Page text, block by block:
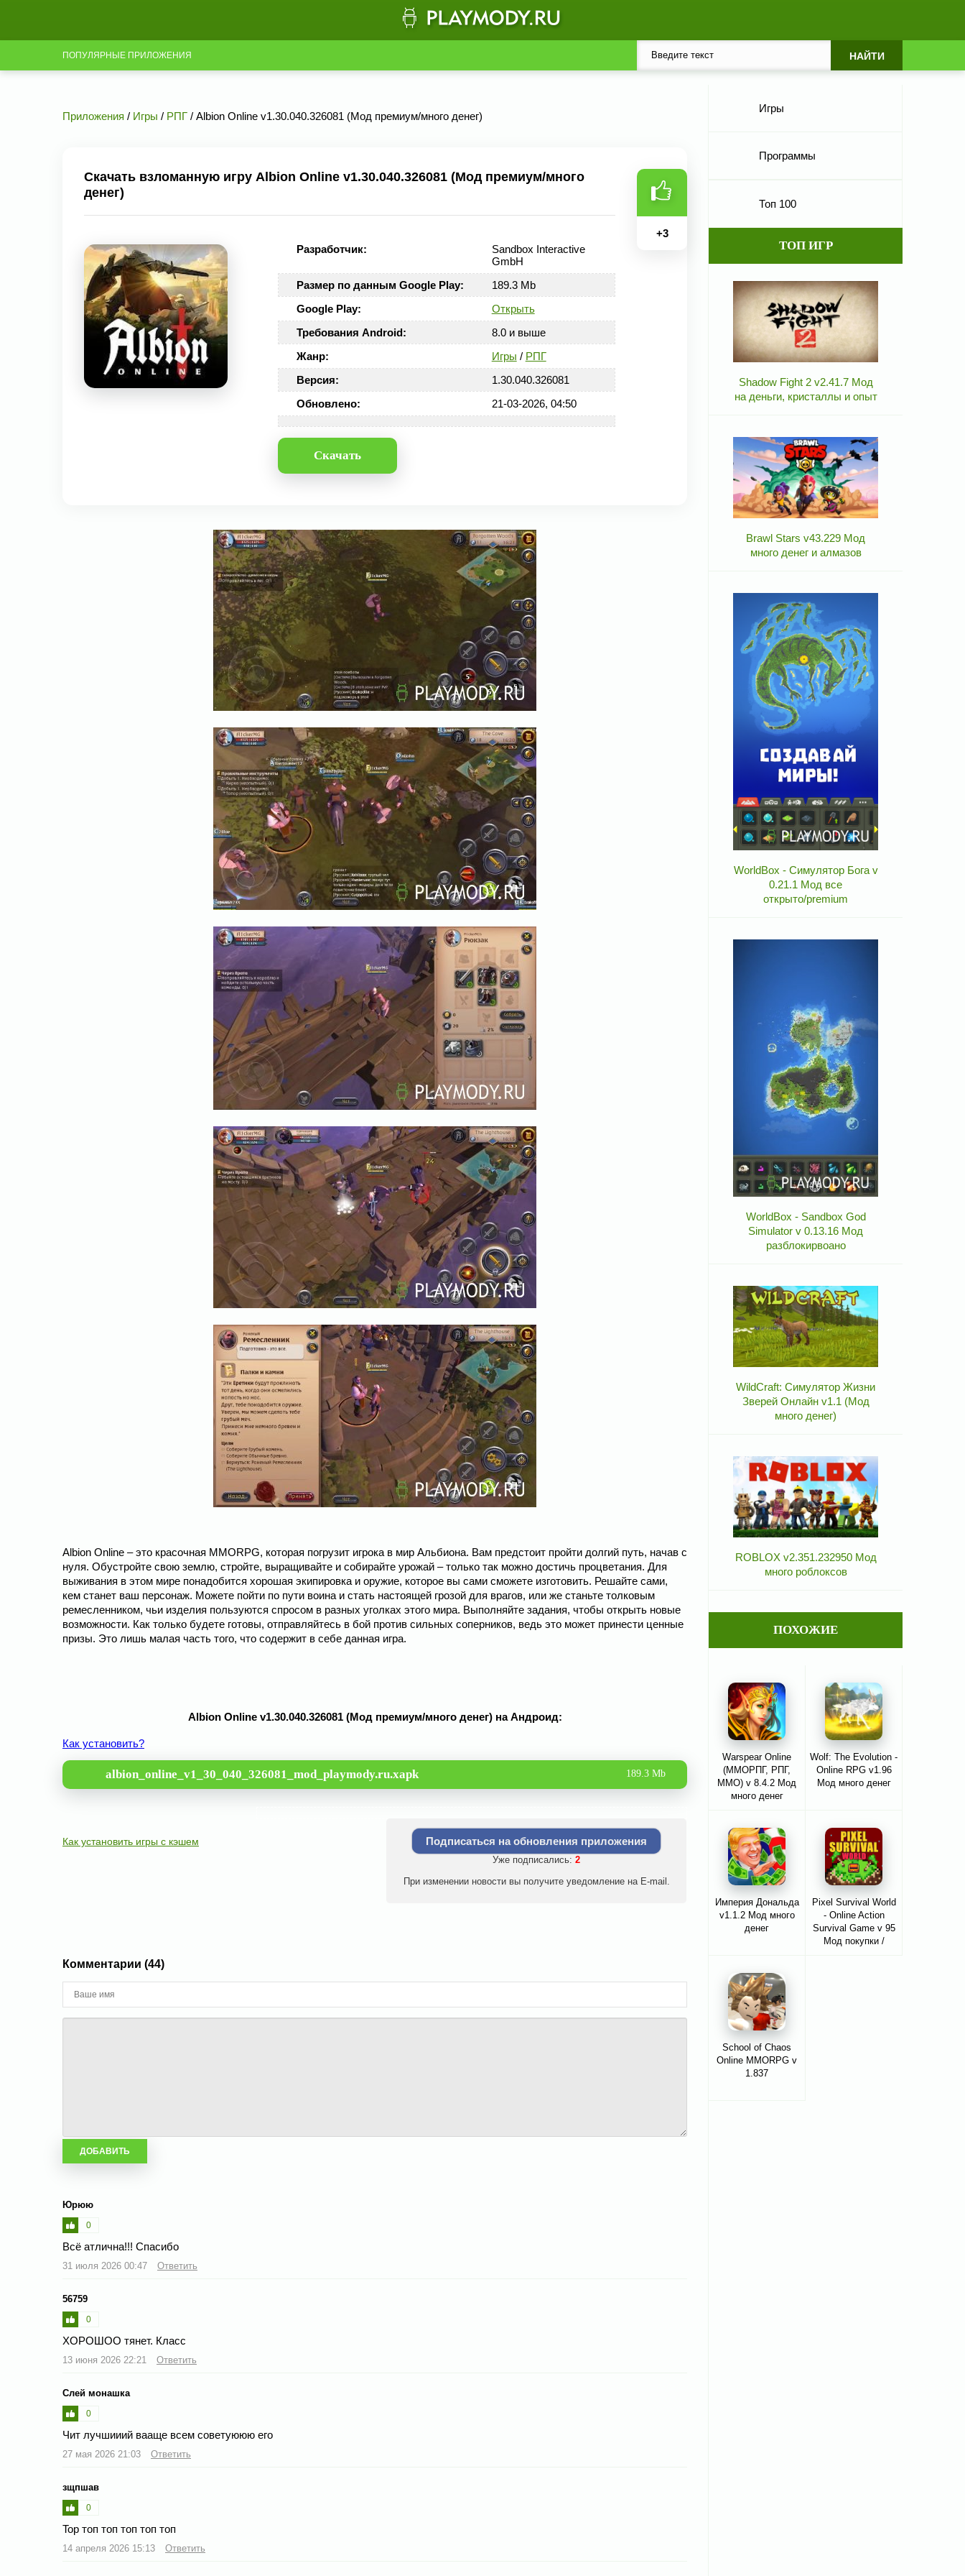
ПОПУЛЯРНЫЕ ПРИЛОЖЕНИЯ
Приложения / Игры / РПГ / Albion Online v1.30.040.326081 (Мод премиум/много денег)
Скачать взломанную игру Albion Online v1.30.040.326081 (Мод премиум/много
денег)
Разработчик:
Sandbox Interactive
GmbH
Размер по данным Google Play:
189.3 Mb
Google Play:
Открыть
Требования Android:
8.0 и выше
Жанр:
Игры / РПГ
Версия:
1.30.040.326081
Обновлено:
21-03-2026, 04:50
Скачать
+3
Albion Online – это красочная MMORPG, которая погрузит игрока в мир Альбиона. Вам предстоит пройти долгий путь, начав с
нуля. Обустройте свою землю, стройте, выращивайте и собирайте урожай – только так можно достичь процветания. Для
выживания в этом мире понадобится хорошая экипировка и оружие, которое вы сами сможете изготовить. Решайте сами,
кем станет ваш персонаж. Можете пойти по пути воина и стать настоящей грозой для врагов, или же станьте толковым
ремесленником, чьи изделия пользуются спросом в разных уголках этого мира. Выполняйте задания, чтобы открыть новые
возможности. Как только будете готовы, отправляйтесь в бой против сильных соперников, ведь это может принести ценные
призы. Это лишь малая часть того, что содержит в себе данная игра.
Albion Online v1.30.040.326081 (Мод премиум/много денег) на Андроид:
Как установить?
albion_online_v1_30_040_326081_mod_playmody.ru.xapk 189.3 Mb
Как установить игры с кэшем Подписаться на обновления приложения
Уже подписались: 2
При изменении новости вы получите уведомление на E-mail.
Комментарии (44)
Юрюю
0
Всё атлична!!! Спасибо
31 июля 2026 00:47 Ответить
56759
0
ХОРОШОО тянет. Класс
13 июня 2026 22:21 Ответить
Слей монашка
0
Чит лучшииий вааще всем советуююю его
27 мая 2026 21:03 Ответить
зщпшав
0
Top топ топ топ топ топ
14 апреля 2026 15:13 Ответить
Игры
Программы
Топ 100
ТОП ИГР
Shadow Fight 2 v2.41.7 Мод
на деньги, кристаллы и опыт
Brawl Stars v43.229 Мод
много денег и алмазов
WorldBox - Симулятор Бога v
0.21.1 Мод все
открыто/premium
WorldBox - Sandbox God
Simulator v 0.13.16 Мод
разблокирвоано
WildCraft: Симулятор Жизни
Зверей Онлайн v1.1 (Мод
много денег)
ROBLOX v2.351.232950 Мод
много роблоксов
ПОХОЖИЕ
Warspear Online
(ММОРПГ, РПГ,
ММО) v 8.4.2 Мод
много денег
Wolf: The Evolution -
Online RPG v1.96
Мод много денег
Империя Дональда
v1.1.2 Мод много
денег
Pixel Survival World
- Online Action
Survival Game v 95
Мод покупки /
School of Chaos
Online MMORPG v
1.837